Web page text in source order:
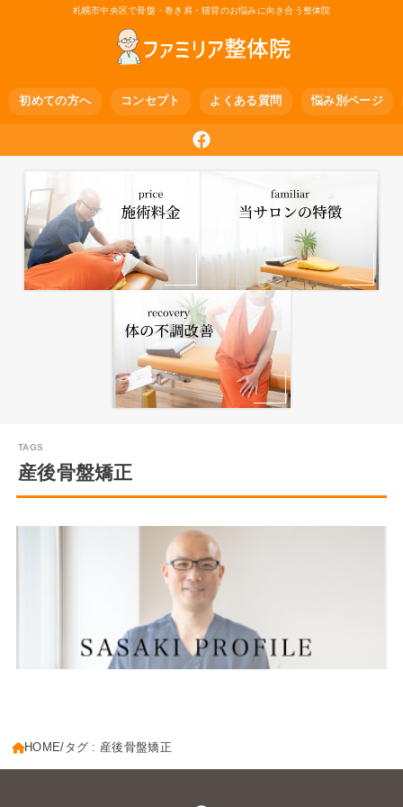
札幌市中央区で骨盤・巻き肩・猫背のお悩みに向き合う整体院
初めての方へ コンセプト よくある質問 悩み別ページ
産後骨盤矯正
HOME タグ : 産後骨盤矯正